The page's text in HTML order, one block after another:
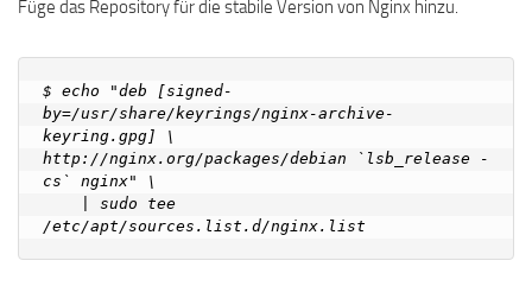
Füge das Repository für die stabile Version von Nginx hinzu.
$ echo "deb [signed-
by=/usr/share/keyrings/nginx-archive-
keyring.gpg] \
http://nginx.org/packages/debian `lsb_release -
cs` nginx" \